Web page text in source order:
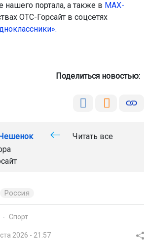
нашего портала, а также в МАХ-
ОТС-Горсайт в соцсетях
Поделиться новостью:
Читать все
Россия
Спорт
2026 - 21:57